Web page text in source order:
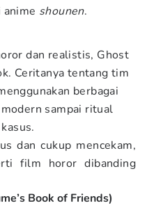
anime shounen.
dan realistis, Ghost
Ceritanya tentang tim
berbagai
sampai ritual
dan cukup mencekam,
film horor dibanding
Book of Friends)